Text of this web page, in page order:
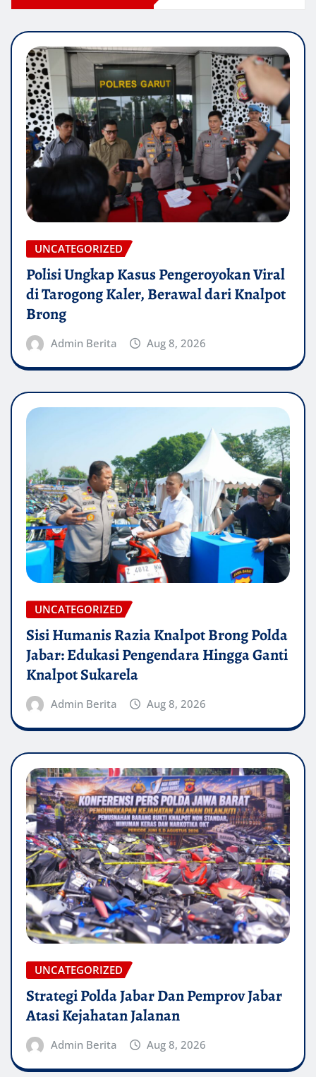
UNCATEGORIZED
Polisi Ungkap Kasus Pengeroyokan Viral
di Tarogong Kaler, Berawal dari Knalpot
Brong
Admin Berita Aug 8, 2026
UNCATEGORIZED
Sisi Humanis Razia Knalpot Brong Polda
Jabar: Edukasi Pengendara Hingga Ganti
Knalpot Sukarela
Admin Berita Aug 8, 2026
UNCATEGORIZED
Strategi Polda Jabar Dan Pemprov Jabar
Atasi Kejahatan Jalanan
Admin Berita Aug 8, 2026